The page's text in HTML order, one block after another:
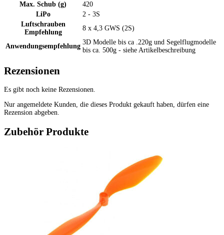
Max. Schub (g)
420
LiPo
2 - 3S
Luftschrauben
Empfehlung
8 x 4,3 GWS (2S)
Anwendungsempfehlung
3D Modelle bis ca .220g und Segelflugmodelle
bis ca. 500g - siehe Artikelbeschreibung
Rezensionen
Es gibt noch keine Rezensionen.
Nur angemeldete Kunden, die dieses Produkt gekauft haben, dürfen eine
Rezension abgeben.
Zubehör Produkte